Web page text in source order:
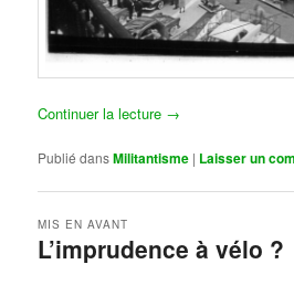
Continuer la lecture →
Publié dansMilitantisme | Laisser un
L’imprudence à vélo ?
MIS EN AVANT